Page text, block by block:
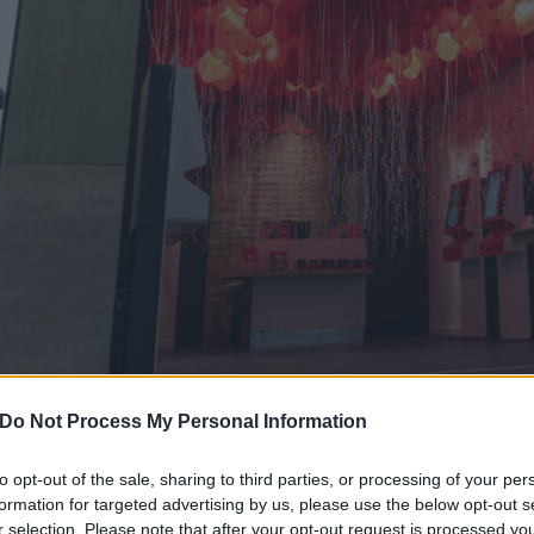
Do Not Process My Personal Information
opt-out of the sale, sharing to third parties, or processing of your
for targeted advertising by us, please use the below opt-out
selection. Please note that after your opt-out request is processed
ILIAD NON SI FERMA E CHIUDE
CON QUATTRO NUOVI FLAGSHIP
19 Dicembre 2023 16:28 by Fabrizio Castagnotto